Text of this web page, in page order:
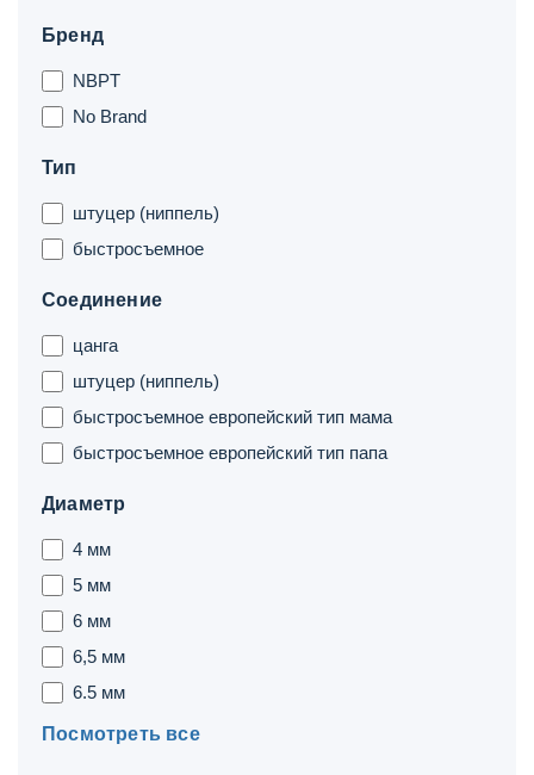
Бренд
NBPT
No Brand
Тип
штуцер (ниппель)
быстросъемное
Соединение
цанга
штуцер (ниппель)
быстросъемное европейский тип мама
быстросъемное европейский тип папа
Диаметр
4 мм
5 мм
6 мм
6,5 мм
6.5 мм
Посмотреть все